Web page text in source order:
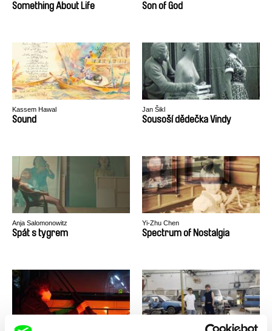
Something About Life Son of God
Kassem Hawal
Sound
Jan Šikl
Sousoší dědečka Vindy
Anja Salomonowitz
Spát s tygrem
Yi-Zhu Chen
Spectrum of Nostalgia